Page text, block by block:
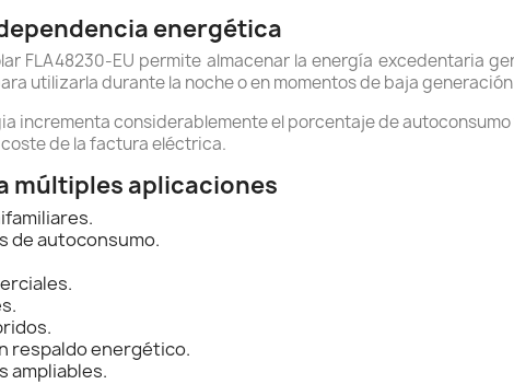
energética
FLA48230-EU permite almacenar la energía excedentaria
utilizarla durante la noche o en momentos de baja generación
incrementa considerablemente el porcentaje de
de la factura eléctrica.
múltiples aplicaciones
de autoconsumo.
respaldo energético.
ampliables.